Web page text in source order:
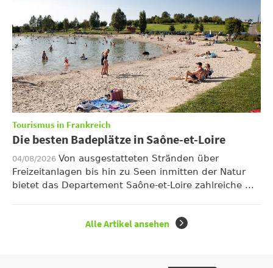
Tourismus in Frankreich
Die besten Badeplätze in Saône-et-Loire
04/08/2026 Von ausgestatteten Stränden über
Freizeitanlagen bis hin zu Seen inmitten der Natur
bietet das Departement Saône-et-Loire zahlreiche ...
Alle Artikel ansehen